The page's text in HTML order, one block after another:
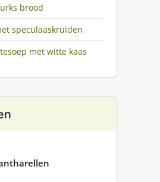
brood
speculaaskruiden
met witte kaas